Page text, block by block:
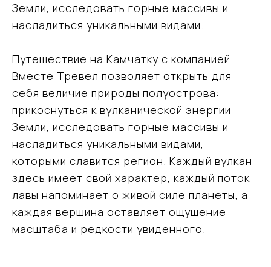
Земли, исследовать горные массивы и
насладиться уникальными видами.
Путешествие на Камчатку с компанией
Вместе Тревел позволяет открыть для
себя величие природы полуострова:
прикоснуться к вулканической энергии
Земли, исследовать горные массивы и
насладиться уникальными видами,
которыми славится регион. Каждый вулкан
здесь имеет свой характер, каждый поток
лавы напоминает о живой силе планеты, а
каждая вершина оставляет ощущение
масштаба и редкости увиденного.
Отзывы
Блог
характер и ни при каких условиях не является публичной офертой
ООО «ВместеТревел»
121471, Москва, Можайское шоссе, д. 29 пом. VI
ИНН 9731099834
ОГРН 1227700593042
Политика обработки персональных данных
Информация
© Команда Вместе — 2026 Все права защищены. Копирование